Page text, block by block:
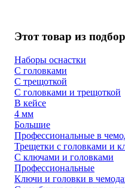
Этот товар из
Наборы оснастки
С головками
С трещоткой
С головками и трещоткой
В кейсе
4 мм
Большие
Профессиональные в
Трещетки с головками и
С ключами и головками
Профессиональные
Ключи и головки в